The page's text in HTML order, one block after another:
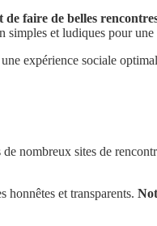
faire de belles
et ludiques pour
expérience sociale
nombreux sites de
honnêtes et transparents.